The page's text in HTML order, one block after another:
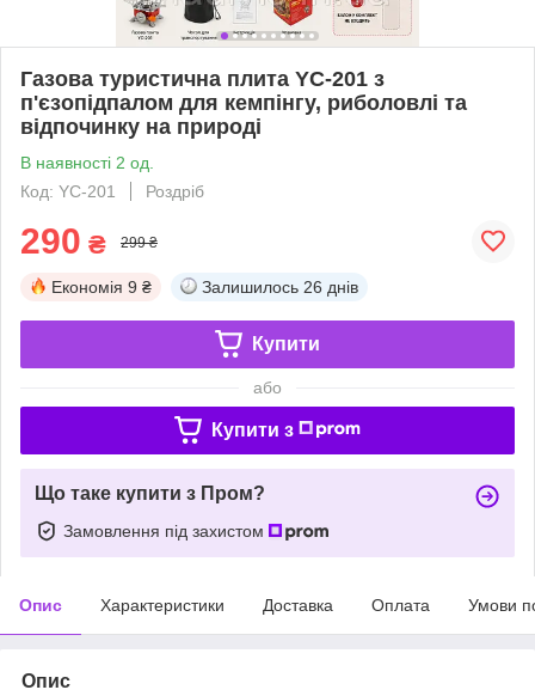
Газова туристична плита YC-201 з
п'єзопідпалом для кемпінгу, риболовлі та
відпочинку на природі
В наявності 2 од.
Код: YC-201
Роздріб
290 ₴ 299 ₴
Економія 9 ₴ Залишилось 26 днів
Купити
або
Купити з
Що таке купити з Пром?
Замовлення під захистом
Опис Характеристики Доставка Оплата Умови
Опис